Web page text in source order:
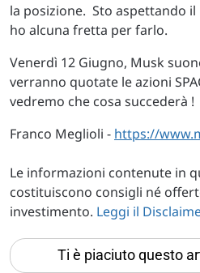
la posizione. Sto aspettando
ho alcuna fretta per farlo.
Venerdì 12 Giugno, Musk
verranno quotate le azioni
vedremo che cosa succederà !
Franco Meglioli - https://
Le informazioni contenute in
costituiscono consigli né
investimento. Leggi il
Ti è piaciuto questo